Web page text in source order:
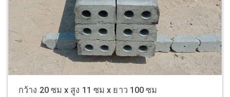
กว้าง 20 ซม x สูง 11 ซม x ยาว 100 ซม